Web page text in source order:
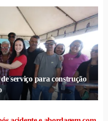
serviço para construção